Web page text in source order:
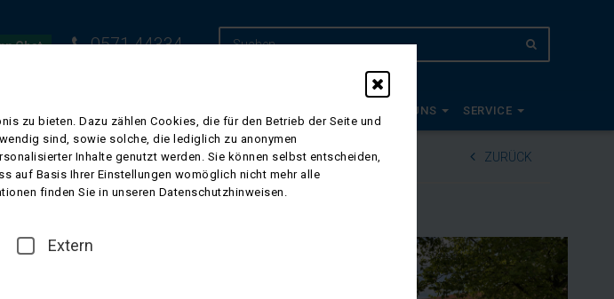
Chat 0571 44334
ÜBER UNS SERVICE
ZURÜCK
zu bieten. Dazu zählen Cookies, die für den Betrieb der Seite und
sind, sowie solche, die lediglich zu anonymen
Inhalte genutzt werden. Sie können selbst entscheiden,
auf Basis Ihrer Einstellungen womöglich nicht mehr alle
finden Sie in unseren Datenschutzhinweisen.
Extern